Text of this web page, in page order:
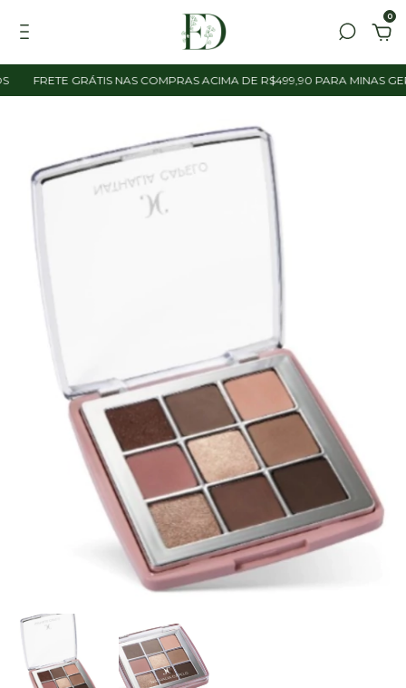
0
GRÁTIS NAS COMPRAS ACIMA DE R$499,90 PARA MINAS GERAIS